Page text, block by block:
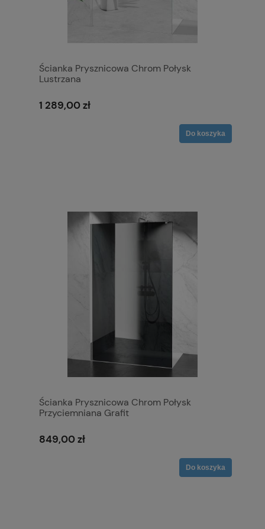
Ścianka Prysznicowa Chrom Połysk
Lustrzana
1 289,00 zł
Do koszyka
Ścianka Prysznicowa Chrom Połysk
Przyciemniana Grafit
849,00 zł
Do koszyka